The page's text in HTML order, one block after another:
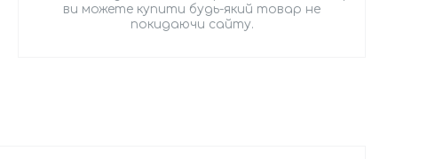
ви можете купити будь-який товар не
покидаючи сайту.